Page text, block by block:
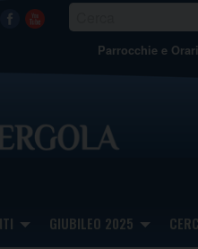
Facebook
Youtube
Parrocchie e
GIUBILEO 2025